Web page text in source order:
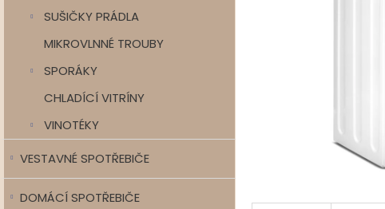
SUŠIČKY PRÁDLA
MIKROVLNNÉ TROUBY
SPORÁKY
CHLADÍCÍ VITRÍNY
VINOTÉKY
VESTAVNÉ SPOTŘEBIČE
DOMÁCÍ SPOTŘEBIČE